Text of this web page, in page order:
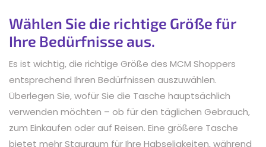
Wählen Sie die richtige Größe für
Ihre Bedürfnisse aus.
Es ist wichtig, die richtige Größe des MCM Shoppers
entsprechend Ihren Bedürfnissen auszuwählen.
Überlegen Sie, wofür Sie die Tasche hauptsächlich
verwenden möchten – ob für den täglichen Gebrauch,
zum Einkaufen oder auf Reisen. Eine größere Tasche
bietet mehr Stauraum für Ihre Habseligkeiten, während